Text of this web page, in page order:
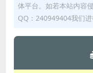
体平台。如若本站内容
QQ：240949404我们进